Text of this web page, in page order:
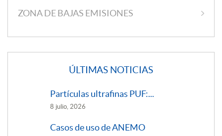
ZONA DE BAJAS EMISIONES
ÚLTIMAS NOTICIAS
Partículas ultrafinas PUF:...
8 julio, 2026
Casos de uso de ANEMO